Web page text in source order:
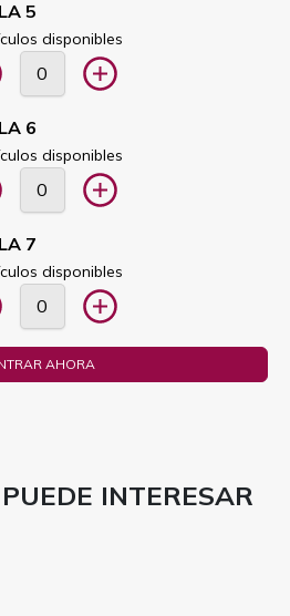
5
disponibles
6
disponibles
7
disponibles
AHORA
INTERESAR